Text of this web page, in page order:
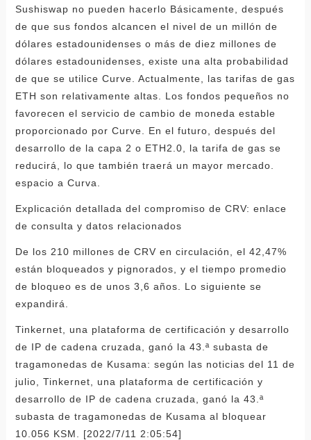
Sushiswap no pueden hacerlo Básicamente, después
de que sus fondos alcancen el nivel de un millón de
dólares estadounidenses o más de diez millones de
dólares estadounidenses, existe una alta probabilidad
de que se utilice Curve. Actualmente, las tarifas de gas
ETH son relativamente altas. Los fondos pequeños no
favorecen el servicio de cambio de moneda estable
proporcionado por Curve. En el futuro, después del
desarrollo de la capa 2 o ETH2.0, la tarifa de gas se
reducirá, lo que también traerá un mayor mercado.
espacio a Curva.
Explicación detallada del compromiso de CRV: enlace
de consulta y datos relacionados
De los 210 millones de CRV en circulación, el 42,47%
están bloqueados y pignorados, y el tiempo promedio
de bloqueo es de unos 3,6 años. Lo siguiente se
expandirá.
Tinkernet, una plataforma de certificación y desarrollo
de IP de cadena cruzada, ganó la 43.ª subasta de
tragamonedas de Kusama: según las noticias del 11 de
julio, Tinkernet, una plataforma de certificación y
desarrollo de IP de cadena cruzada, ganó la 43.ª
subasta de tragamonedas de Kusama al bloquear
10.056 KSM. [2022/7/11 2:05:54]